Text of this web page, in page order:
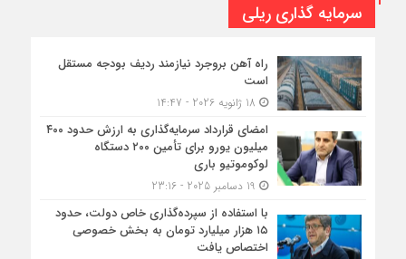
سرمایه گذاری ریلی
راه آهن بروجرد نیازمند ردیف بودجه مستقل
است
امضای قرارداد سرمایه‌گذاری به ارزش حدود ۴۰۰
میلیون یورو برای تأمین ۲۰۰ دستگاه
لوکوموتیو باری
با استفاده از سپرده‌گذاری خاص دولت، حدود
۱۵ هزار میلیارد تومان به بخش خصوصی
اختصاص یافت